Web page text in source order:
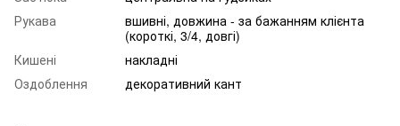
Рукава
вшивні, довжина - за бажанням клієнта
(короткі, 3/4, довгі)
Кишені
накладні
Оздоблення
декоративний кант